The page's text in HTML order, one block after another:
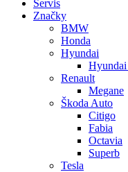
Servis
Značky
BMW
Honda
Hyundai
Renault
Megane
Škoda Auto
Citigo
Fabia
Octavia
Superb
Tesla